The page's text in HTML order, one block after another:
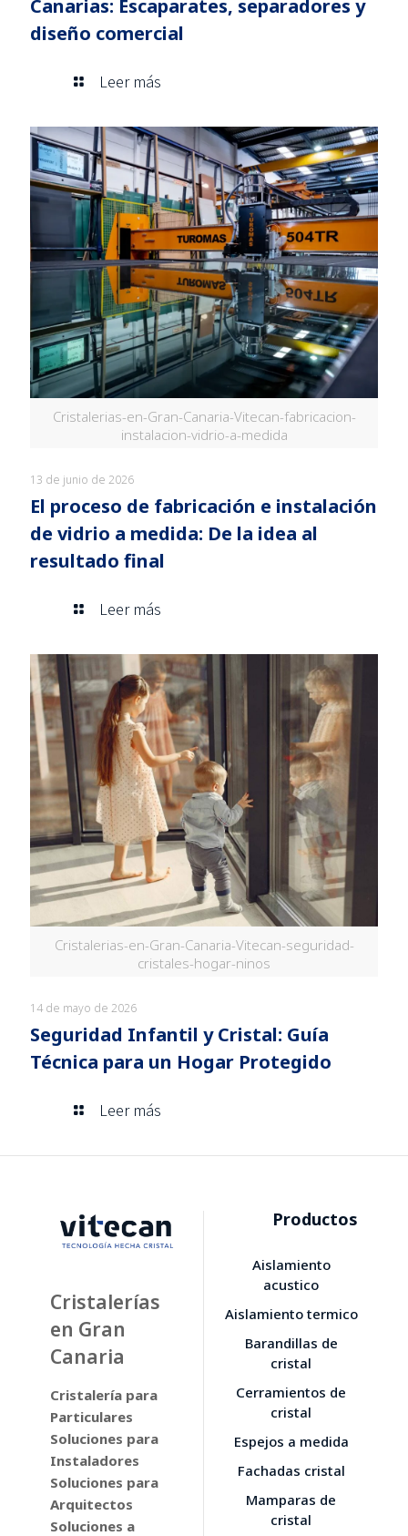
Canarias: Escaparates, separadores y
diseño comercial
Leer más
Cristalerias-en-Gran-Canaria-Vitecan-fabricacion-
instalacion-vidrio-a-medida
13 de junio de 2026
El proceso de fabricación e instalación
de vidrio a medida: De la idea al
resultado final
Leer más
Cristalerias-en-Gran-Canaria-Vitecan-seguridad-
cristales-hogar-ninos
14 de mayo de 2026
Seguridad Infantil y Cristal: Guía
Técnica para un Hogar Protegido
Leer más
Cristalerías
en Gran
Canaria
Cristalería para
Particulares
Soluciones para
Instaladores
Soluciones para
Arquitectos
Soluciones a
Productos
Aislamiento
acustico
Aislamiento termico
Barandillas de
cristal
Cerramientos de
cristal
Espejos a medida
Fachadas cristal
Mamparas de
cristal